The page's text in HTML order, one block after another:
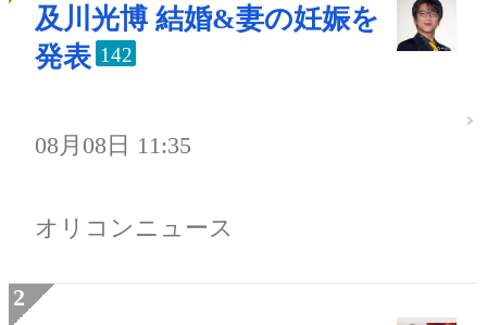
及川光博 結婚&妻の妊娠を
発表 142
08月08日 11:35
オリコンニュース